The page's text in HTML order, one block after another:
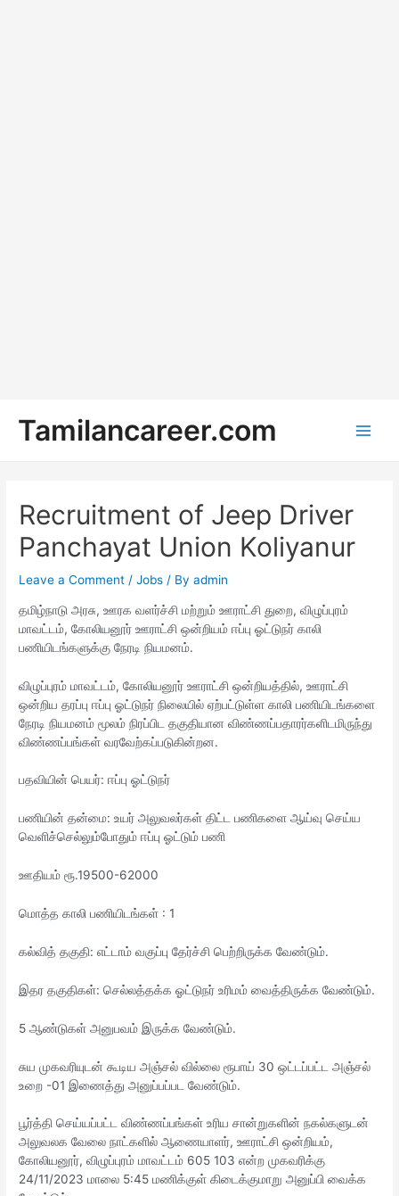
content
Tamilancareer.com
Recruitment of Jeep Driver
Panchayat Union Koliyanur
Leave a Comment /Jobs / Byadmin
தமிழ்நாடு அரசு, ஊரக வளர்ச்சி மற்றும் ஊராட்சி துறை, விழுப்புரம்
மாவட்டம், கோலியனூர் ஊராட்சி ஒன்றியம் ஈப்பு ஓட்டுநர் காலி
பணியிடங்களுக்கு நேரடி நியமனம்.
விழுப்புரம் மாவட்டம், கோலியனூர் ஊராட்சி ஒன்றியத்தில், ஊராட்சி
ஒன்றிய தரப்பு ஈப்பு ஓட்டுநர் நிலையில் ஏற்பட்டுள்ள காலி பணியிடங்களை
நேரடி நியமனம் மூலம் நிரப்பிட தகுதியான விண்ணப்பதாரர்களிடமிருந்து
விண்ணப்பங்கள் வரவேற்கப்படுகின்றன.
பதவியின் பெயர்: ஈப்பு ஓட்டுநர்
பணியின் தன்மை: உயர் அலுவலர்கள் திட்ட பணிகளை ஆய்வு செய்ய
வெளிச்செல்லும்போதும் ஈப்பு ஓட்டும் பணி
ஊதியம் ரூ.19500-62000
மொத்த காலி பணியிடங்கள் : 1
கல்வித் தகுதி: எட்டாம் வகுப்பு தேர்ச்சி பெற்றிருக்க வேண்டும்.
இதர தகுதிகள்: செல்லத்தக்க ஓட்டுநர் உரிமம் வைத்திருக்க வேண்டும்.
5 ஆண்டுகள் அனுபவம் இருக்க வேண்டும்.
சுய முகவரியுடன் கூடிய அஞ்சல் வில்லை ரூபாய் 30 ஒட்டப்பட்ட அஞ்சல்
உறை -01 இணைத்து அனுப்பப்பட வேண்டும்.
பூர்த்தி செய்யப்பட்ட விண்ணப்பங்கள் உரிய சான்றுகளின் நகல்களுடன்
அலுவலக வேலை நாட்களில் ஆணையாளர், ஊராட்சி ஒன்றியம்,
கோலியனூர், விழுப்புரம் மாவட்டம் 605 103 என்ற முகவரிக்கு
24/11/2023 மாலை 5:45 மணிக்குள் கிடைக்குமாறு அனுப்பி வைக்க